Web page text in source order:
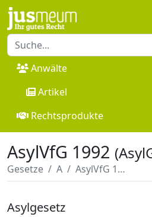
Anwälte
Artikel
Rechtsprodukte
AsylVfG 1992
Gesetze A AsylVfG 1992
Asylgesetz